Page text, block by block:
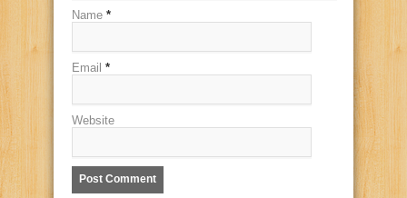
Name *
Email *
Website